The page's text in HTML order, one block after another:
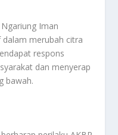
Iman
merubah citra
respons
dan menyerap
bawah.